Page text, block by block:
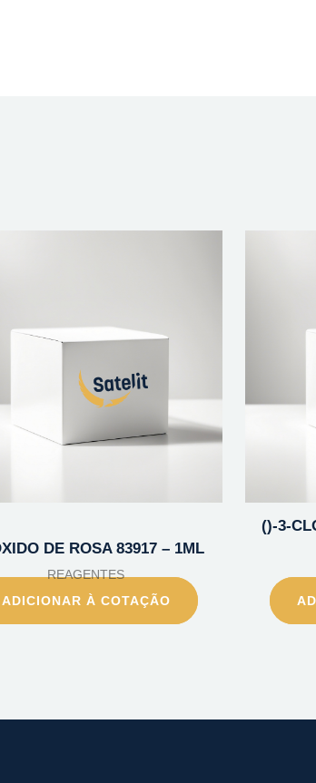
DE ROSA 83917 – 1ML
REAGENTES
ADICIONAR À COTAÇÃO
()-3-